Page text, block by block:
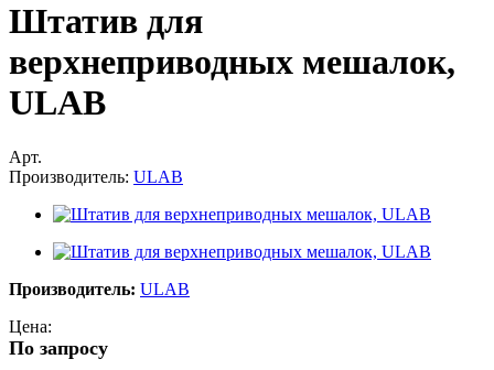
Штатив для
верхнеприводных мешалок,
ULAB
Арт.
Производитель: ULAB
Производитель: ULAB
Цена:
По запросу